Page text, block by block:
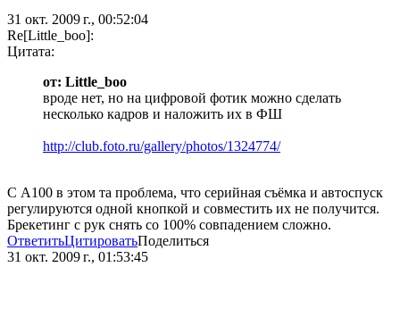
31 окт. 2009 г., 00:52:04
Re[Little_boo]:
Цитата:
от: Little_boo
вроде нет, но на цифровой фотик можно сделать
несколько кадров и наложить их в ФШ
http://club.foto.ru/gallery/photos/1324774/
С А100 в этом та проблема, что серийная съёмка и автоспуск
регулируются одной кнопкой и совместить их не получится.
Брекетинг с рук снять со 100% совпадением сложно.
ОтветитьЦитироватьПоделиться
31 окт. 2009 г., 01:53:45